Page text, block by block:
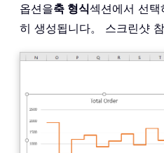
옵션을축 형식섹션에서 선
히 생성됩니다。 스크린샷 참